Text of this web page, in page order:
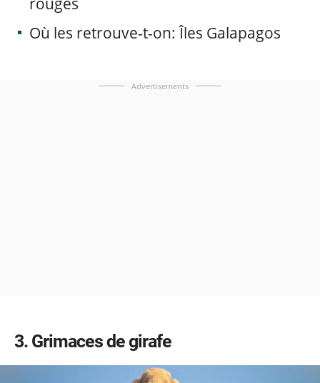
Où les retrouve-t-on: Îles Galapagos
Advertisements
3 Grimaces de girafe